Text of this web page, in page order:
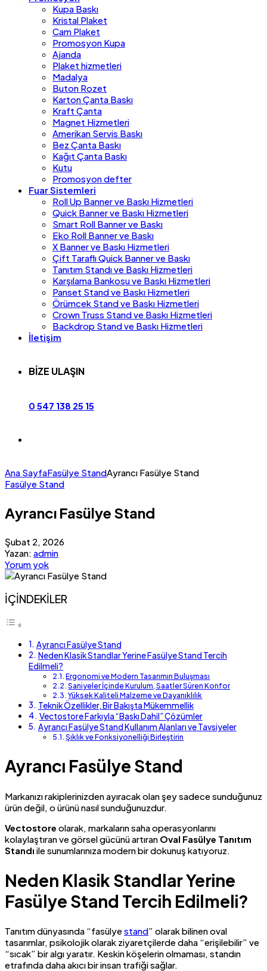
Kupa Baskı
Kristal Plaket
Cam Plaket
Promosyon Kupa
Ajanda
Plaket hizmetleri
Madalya
Buton Rozet
Karton Çanta Baskı
Kraft Çanta
Magnet Hizmetleri
Amerikan Servis Baskı
Bez Çanta Baskı
Kağıt Çanta Baskı
Kutu
Promosyon defter
Fuar Sistemleri
Roll Up Banner ve Baskı Hizmetleri
Quick Banner ve Baskı Hizmetleri
Smart Roll Banner ve Baskı
Eko Roll Banner ve Baskı
X Banner ve Baskı Hizmetleri
Çift Taraflı Quick Banner ve Baskı
Tanıtım Standı ve Baskı Hizmetleri
Karşılama Bankosu ve Baskı Hizmetleri
Panset Stand ve Baskı Hizmetleri
Örümcek Stand ve Baskı Hizmetleri
Crown Truss Stand ve Baskı Hizmetleri
Backdrop Stand ve Baskı Hizmetleri
İletişim
BİZE ULAŞIN
0 547 138 25 15
Ana SayfaFasülye StandAyrancı Fasülye Stand
Fasülye Stand
Ayrancı Fasülye Stand
Şubat 2, 2026
Yazan: admin
Yorum yok
İÇİNDEKİLER
Ayrancı Fasülye Stand
Neden Klasik Standlar Yerine Fasülye Stand Tercih
Edilmeli?
Ergonomi ve Modern Tasarımın Buluşması
Saniyeler İçinde Kurulum, Saatler Süren Konfor
Yüksek Kaliteli Malzeme ve Dayanıklılık
Teknik Özellikler, Bir Bakışta Mükemmellik
Vectostore Farkıyla “Baskı Dahil” Çözümler
Ayrancı Fasülye Stand Kullanım Alanları ve Tavsiyeler
Şıklık ve Fonksiyonelliği Birleştirin
Ayrancı Fasülye Stand
Markanızı rakiplerinizden ayıracak olan şey sadece sunduğunuz
ürün değil, o ürünü nasıl sunduğunuzdur.
Vectostore olarak, markaların saha operasyonlarını
kolaylaştıran ve görsel gücünü artıran Oval Fasülye Tanıtım
Standı ile sunumlarınıza modern bir dokunuş katıyoruz.
Neden Klasik Standlar Yerine
Fasülye Stand Tercih Edilmeli?
Tanıtım dünyasında “fasülyestand” olarak bilinen oval
tasarımlar, psikolojik olarak ziyaretçilerde daha “erişilebilir” ve
“sıcak” bir algı yaratır. Keskin köşelerin olmaması, standın
etrafında daha akıcı bir insan trafiği sağlar.